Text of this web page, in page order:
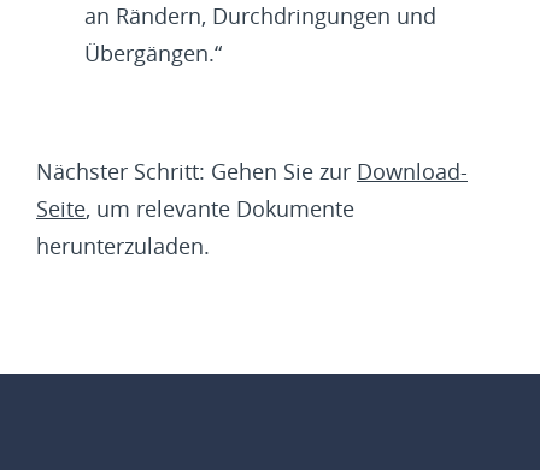
an Rändern, Durchdringungen und
Übergängen.“
Nächster Schritt: Gehen Sie zur Download-
Seite, um relevante Dokumente
herunterzuladen.